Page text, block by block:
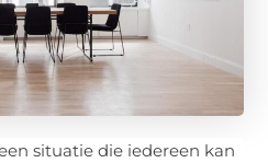
situatie die iedereen kan